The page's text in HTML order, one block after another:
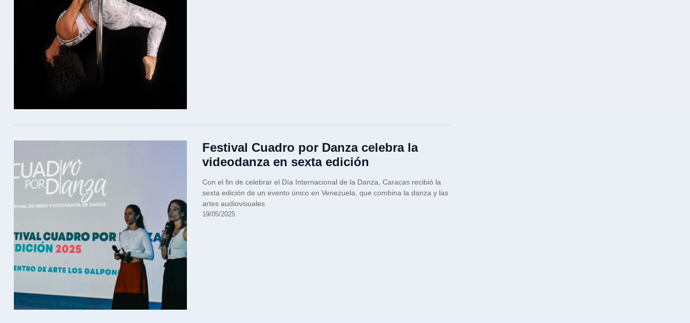
Festival Cuadro por Danza celebra la
videodanza en sexta edición
Con el fin de celebrar el Día Internacional de la Danza, Caracas recibió la
sexta edición de un evento único en Venezuela, que combina la danza y las
artes audiovisuales
19/05/2025